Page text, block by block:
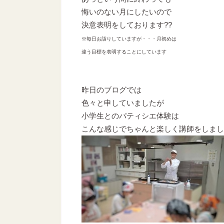
悔いのない月にしたいので
決意表明をしております??
※毎日お詣りしていますが・・・月初めは
違う目標を表明することにしています
昨日のブログでは
色々と申していましたが
小学生とのパティシエ体験は
こんな感じでちゃんと楽しく講師をしま